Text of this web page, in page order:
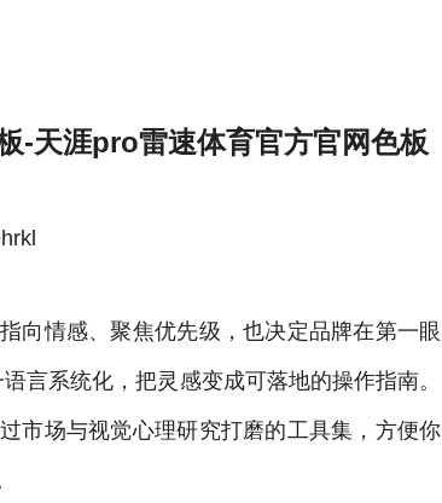
-天涯pro雷速体育官方官网色板
向情感、聚焦优先级，也决定品牌在第一眼
言系统化，把灵感变成可落地的操作指南。
市场与视觉心理研究打磨的工具集，方便你